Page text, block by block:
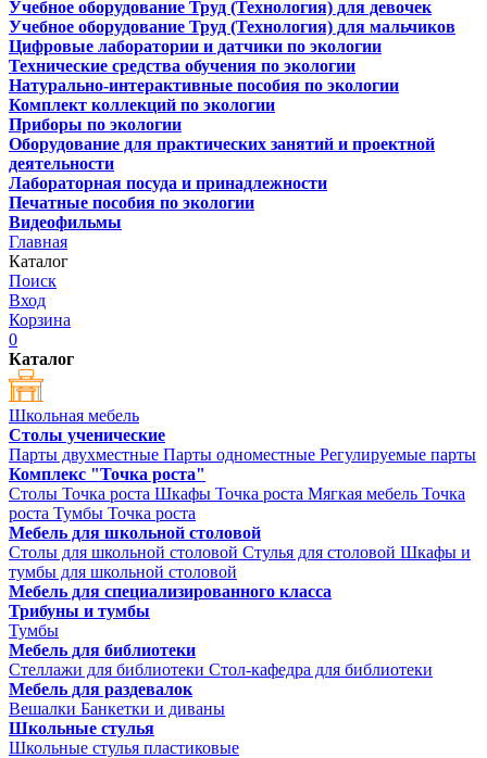
Учебное оборудование Труд (Технология) для девочек
Учебное оборудование Труд (Технология) для мальчиков
Цифровые лаборатории и датчики по экологии
Технические средства обучения по экологии
Натурально-интерактивные пособия по экологии
Комплект коллекций по экологии
Приборы по экологии
Оборудование для практических занятий и проектной
деятельности
Лабораторная посуда и принадлежности
Печатные пособия по экологии
Видеофильмы
Главная
Каталог
Поиск
Вход
Корзина
0
Каталог
Школьная мебель
Столы ученические
Парты двухместные Парты одноместные Регулируемые парты
Комплекс "Точка роста"
Столы Точка роста Шкафы Точка роста Мягкая мебель Точка
роста Тумбы Точка роста
Мебель для школьной столовой
Столы для школьной столовой Стулья для столовой Шкафы и
тумбы для школьной столовой
Мебель для специализированного класса
Трибуны и тумбы
Тумбы
Мебель для библиотеки
Стеллажи для библиотеки Стол-кафедра для библиотеки
Мебель для раздевалок
Вешалки Банкетки и диваны
Школьные стулья
Школьные стулья пластиковые